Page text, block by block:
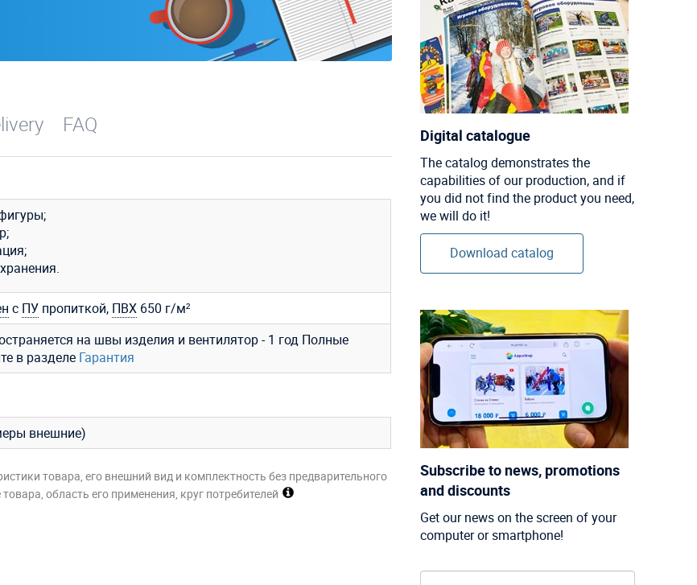
FAQ
с ПУ пропиткой, ПВХ 650 г/м²
на швы изделия и вентилятор - 1 год Полные
в разделе Гарантия
внешние)
товара, его внешний вид и комплектность без предварительного
область его применения, круг потребителей
Digital catalogue
The catalog demonstrates the
capabilities of our production, and if
you did not find the product you need,
we will do it!
Download catalog
Subscribe to news, promotions
and discounts
Get our news on the screen of your
computer or smartphone!